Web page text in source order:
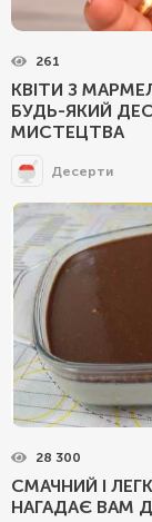
261
КВІТИ З
БУДЬ-ЯКИЙ
МИСТЕЦТВА
Десерти
28 300
СМАЧНИЙ І
НАГАДАЄ ВАМ